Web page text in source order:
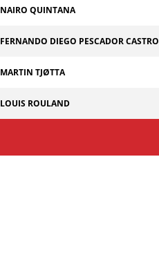
NAIRO QUINTANA
FERNANDO DIEGO PESCADOR CASTRO
MARTIN TJØTTA
LOUIS ROULAND